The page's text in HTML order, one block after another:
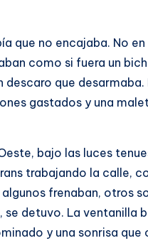
que no encajaba. No
como si fuera un
descaro que
gastados y una
bajo las luces
trabajando la calle,
frenaban, otros
detuvo. La ventanilla
y una sonrisa que